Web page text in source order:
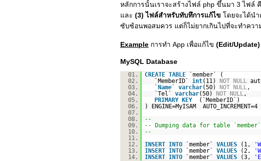
หลักการนั้นเราจะสร้างไฟล์ php ขึ้นมา 3 ไฟล์
และ (3) ไฟล์สำหรับทับทึการแก้ไข โดยจะได้น
ซับซ้อนพอสมควร แต่ก็ไม่ยากเกินไปที่จะทำควา
Example การทำ App เพื่อแก้ไข (Edit/Update)
MySQL Database
01. CREATE TABLE
`member` (
02.
`MemberID` int(11) NOT NULL
03.
` Name` varchar(50) NOT NULL,
04.
`Tel` varchar(50) NOT NULL,
05.
PRIMARY KEY
(`MemberID`)
06.
) ENGINE=MyISAM
07.
08.
--
09.
-- Dumping data for table `member`
10.
--
11.
12.
INSERT INTO `member` VALUES (1,
13.
INSERT INTO `member` VALUES (2,
14.
INSERT INTO `member` VALUES (3,